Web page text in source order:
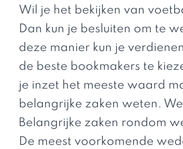
Wil je het bekijken van
Dan kun je besluiten om te
deze manier kun je
de beste bookmakers te
je inzet het meeste waard
belangrijke zaken weten.
Belangrijke zaken rondom
De meest voorkomende